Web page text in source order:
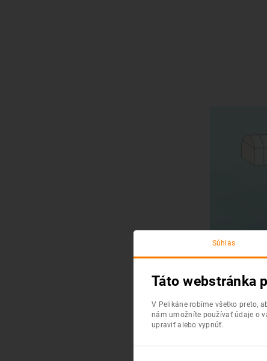
Súhlas
Táto webstránka
V Pelikáne robíme všetko preto,
nám umožníte používať údaje o
upraviť alebo vypnúť.